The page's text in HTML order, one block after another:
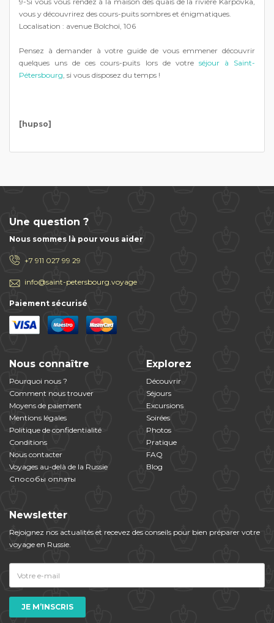
vous y découvrirez des cours-puits sombres et énigmatiques.
Localisation : avenue Bolchoï, 106
Pensez à demander à votre guide de vous emmener découvrir
quelques uns de ces cours-puits lors de votre séjour à Saint-
Pétersbourg, si vous disposez du temps !
[hupso]
Une question ?
Nous sommes là pour vous aider
+7 911 027 99 29
info@saint-petersbourg.voyage
Paiement sécurisé
Nous connaître
Pourquoi nous ?
Comment nous trouver
Moyens de paiement
Mentions légales
Politique de confidentialité
Conditions
Nous contacter
Voyages au-delà de la Russie
Способы оплаты
Explorez
Découvrir
Séjours
Excursions
Soirées
Photos
Pratique
FAQ
Blog
Newsletter
Rejoignez nos actualités et​ ​recevez des conseils pour bien préparer votre
voyage en Russie.